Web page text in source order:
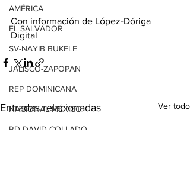
AMÉRICA
EL SALVADOR
SV-NAYIB BUKELE
JALISCO-ZAPOPAN
REP DOMINICANA
NACIONAL MÉXICO
RD-DAVID COLLADO
Con información de López-Dóriga
Digital
Entradas relacionadas Ver todo